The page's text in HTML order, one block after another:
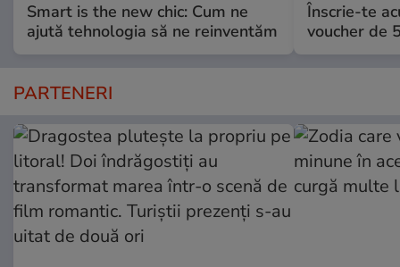
Smart is the new chic: Cum ne
ajută tehnologia să ne reinventăm
Înscrie-te
voucher de
PARTENERI